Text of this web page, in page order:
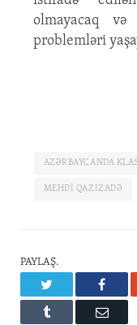
olmayacaq
problemləri
AZƏRBAYCANDA
MEHDI QAZIZADƏ
PAYLAŞ.
Tumblr Email